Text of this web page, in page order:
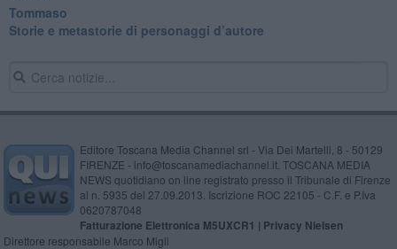
Tommaso
​Storie e metastorie di personaggi d’autore
Editore Toscana Media Channel srl - Via Dei Martelli, 8 - 50129
FIRENZE - info@toscanamediachannel.it. TOSCANA MEDIA
NEWS quotidiano on line registrato presso il Tribunale di Firenze
al n. 5935 del 27.09.2013. Iscrizione ROC 22105 - C.F. e P.Iva
0620787048
Fatturazione Elettronica M5UXCR1 | Privacy Nielsen
Direttore responsabile Marco Migli